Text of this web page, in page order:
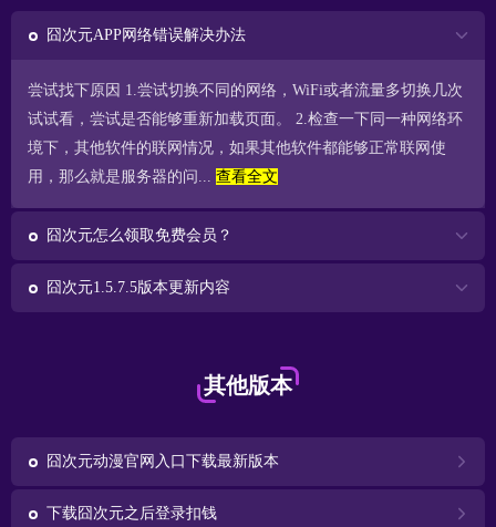
囧次元APP网络错误解决办法
尝试找下原因 1.尝试切换不同的网络，WiFi或者流量多切换几次
试试看，尝试是否能够重新加载页面。 2.检查一下同一种网络环
境下，其他软件的联网情况，如果其他软件都能够正常联网使
用，那么就是服务器的问... 查看全文
囧次元怎么领取免费会员？
囧次元1.5.7.5版本更新内容
其他版本
囧次元动漫官网入口下载最新版本
下载囧次元之后登录扣钱